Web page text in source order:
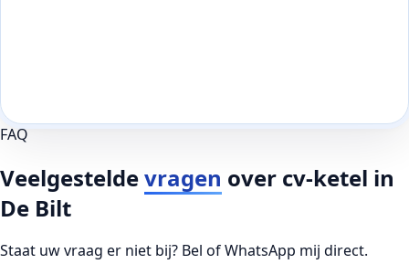
FAQ
Veelgesteldevragen over cv-ketel in
De Bilt
Staat uw vraag er niet bij? Bel of WhatsApp mij direct.